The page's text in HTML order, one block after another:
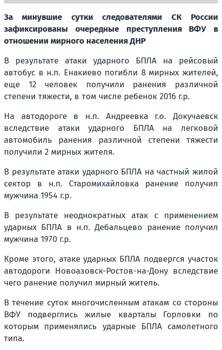
За минувшие сутки следователями СК России
зафиксированы очередные преступления ВФУ в
отношении мирного населения ДНР
В результате атаки ударного БПЛА на рейсовый
автобус в н.п. Енакиево погибли 8 мирных жителей,
еще 12 человек получили ранения различной
степени тяжести, в том числе ребенок 2016 г.р.
На автодороге в н.п. Андреевка г.о. Докучаевск
вследствие атаки ударного БПЛА на легковой
автомобиль ранения различной степени тяжести
получили 2 мирных жителя.
В результате атаки ударного БПЛА на частный жилой
сектор в н.п. Старомихайловка ранение получил
мужчина 1954 г.р.
В результате неоднократных атак с применением
ударных БПЛА в н.п. Дебальцево ранение получил
мужчина 1970 г.р.
Кроме этого, атаке ударных БПЛА подвергся участок
автодороги Новоазовск-Ростов-на-Дону вследствие
чего ранение получил мирный житель.
В течение суток многочисленным атакам со стороны
ВФУ подверглись жилые кварталы Горловки по
которым применялись ударные БПЛА самолетного
типа.